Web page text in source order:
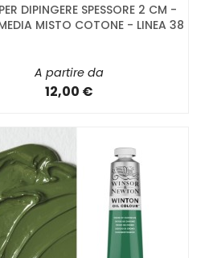
DIPINGERE SPESSORE 2 CM -
MISTO COTONE - LINEA 38
A partire da
12,00 €